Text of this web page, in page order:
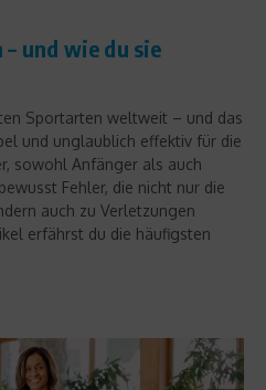
– und wie du sie
Sportarten weltweit – und das
und unglaublich effektiv für die
sowohl Anfänger als auch
Fehler, die nicht nur die
auch zu Verletzungen
erfährst du die häufigsten